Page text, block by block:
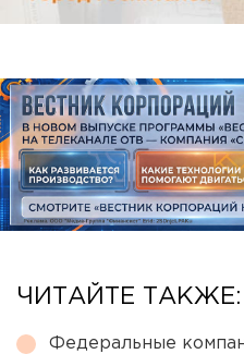
ЧИТАЙТЕ ТАКЖЕ:
Федеральные